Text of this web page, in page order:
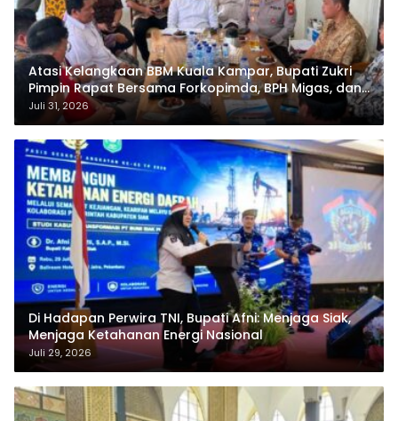
Atasi Kelangkaan BBM Kuala Kampar, Bupati Zukri
Pimpin Rapat Bersama Forkopimda, BPH Migas, dan
Pertamina
Juli 31, 2026
Di Hadapan Perwira TNI, Bupati Afni: Menjaga Siak,
Menjaga Ketahanan Energi Nasional
Juli 29, 2026